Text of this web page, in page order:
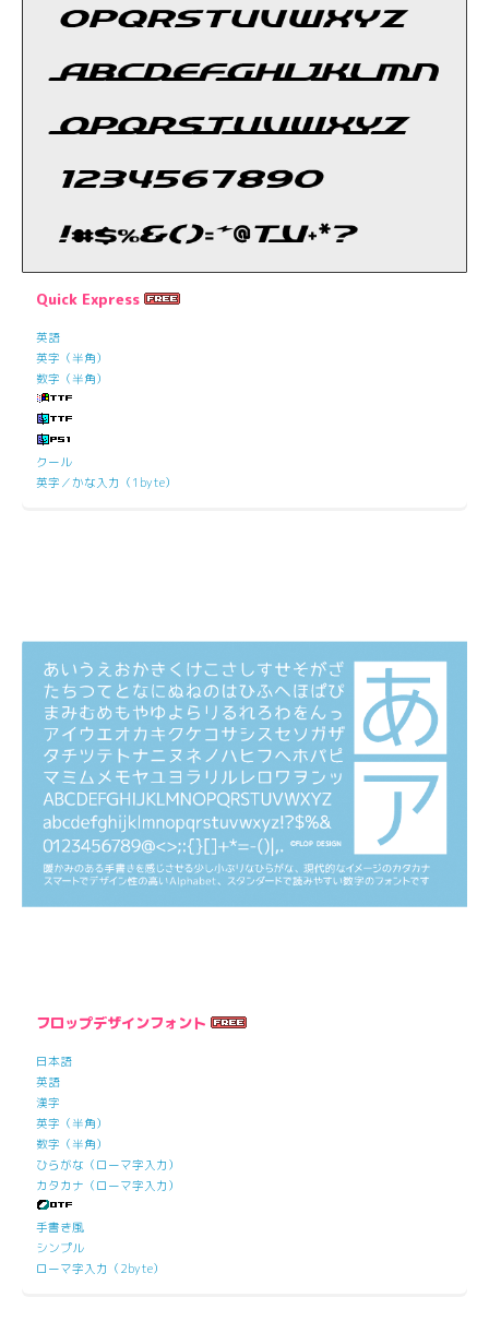
Quick Express
英語
英字（半角）
数字（半角）
クール
英字／かな入力（1byte）
フロップデザインフォント
日本語
英語
漢字
英字（半角）
数字（半角）
ひらがな（ローマ字入力）
カタカナ（ローマ字入力）
手書き風
シンプル
ローマ字入力（2byte）